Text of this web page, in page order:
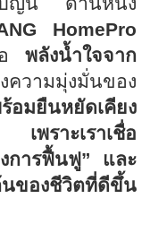
HomePro
พลังน้ำใจจาก
วามมุ่งมั่นของ
มยืนหยัดเคียง
พราะเราเชื่อ
การฟื้นฟู” และ
ของชีวิตที่ดีขึ้น